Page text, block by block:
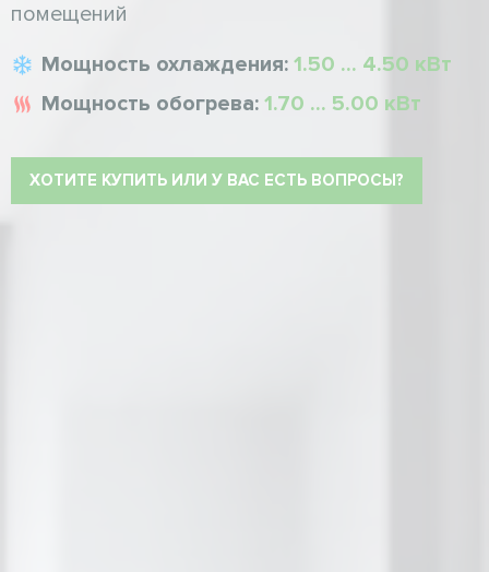
помещений
Мощность охлаждения: 1.50 ... 4.50 кВт
Мощность обогрева: 1.70 ... 5.00 кВт
ХОТИТЕ КУПИТЬ ИЛИ У ВАС ЕСТЬ ВОПРОСЫ?